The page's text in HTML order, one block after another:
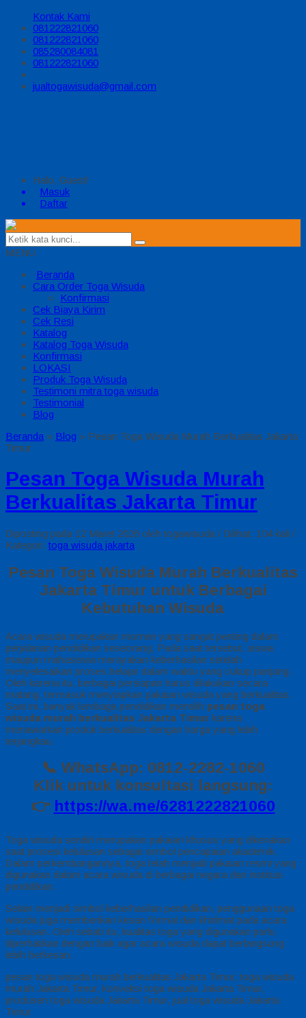
Kontak Kami
081222821060
081222821060
085280084081
081222821060
jualtogawisuda@gmail.com
Halo, Guest!
Masuk
Daftar
MENU
Beranda
Cara Order Toga Wisuda
Konfirmasi
Cek Biaya Kirim
Cek Resi
Katalog
Katalog Toga Wisuda
Konfirmasi
LOKASI
Produk Toga Wisuda
Testimoni mitra toga wisuda
Testimonial
Blog
Beranda » Blog » Pesan Toga Wisuda Murah Berkualitas Jakarta
Timur
Pesan Toga Wisuda Murah
Berkualitas Jakarta Timur
Diposting pada 12 Maret 2026 oleh togawisuda / Dilihat: 104 kali /
Kategori: toga wisuda jakarta
Pesan Toga Wisuda Murah Berkualitas
Jakarta Timur untuk Berbagai
Kebutuhan Wisuda
Acara wisuda merupakan momen yang sangat penting dalam
perjalanan pendidikan seseorang. Pada saat tersebut, siswa
maupun mahasiswa merayakan keberhasilan setelah
menyelesaikan proses belajar dalam waktu yang cukup panjang.
Oleh karena itu, berbagai persiapan harus dilakukan secara
matang, termasuk menyiapkan pakaian wisuda yang berkualitas.
Saat ini, banyak lembaga pendidikan memilih pesan toga
wisuda murah berkualitas Jakarta Timur karena
menawarkan produk berkualitas dengan harga yang lebih
terjangkau.
📞 WhatsApp: 0812-2282-1060
Klik untuk konsultasi langsung:
👉 https://wa.me/6281222821060
Toga wisuda sendiri merupakan pakaian khusus yang dikenakan
saat prosesi kelulusan sebagai simbol pencapaian akademik.
Dalam perkembangannya, toga telah menjadi pakaian resmi yang
digunakan dalam acara wisuda di berbagai negara dan institusi
pendidikan.
Selain menjadi simbol keberhasilan pendidikan, penggunaan toga
wisuda juga memberikan kesan formal dan khidmat pada acara
kelulusan. Oleh sebab itu, kualitas toga yang digunakan perlu
diperhatikan dengan baik agar acara wisuda dapat berlangsung
lebih berkesan.
pesan toga wisuda murah berkualitas Jakarta Timur, toga wisuda
murah Jakarta Timur, konveksi toga wisuda Jakarta Timur,
produsen toga wisuda Jakarta Timur, jual toga wisuda Jakarta
Timur